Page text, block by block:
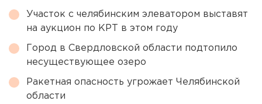
Участок с челябинским элеватором выставят
на аукцион по КРТ в этом году
Город в Свердловской области подтопило
несуществующее озеро
Ракетная опасность угрожает Челябинской
области